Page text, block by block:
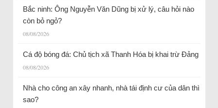
Bắc ninh: Ông Nguyễn Văn Dũng bị xử lý, câu hỏi nào
còn bỏ ngỏ?
08/08/2026
Cá độ bóng đá: Chủ tịch xã Thanh Hóa bị khai trừ Đảng
08/08/2026
Nhà cho công an xây nhanh, nhà tái định cư của dân thì
sao?